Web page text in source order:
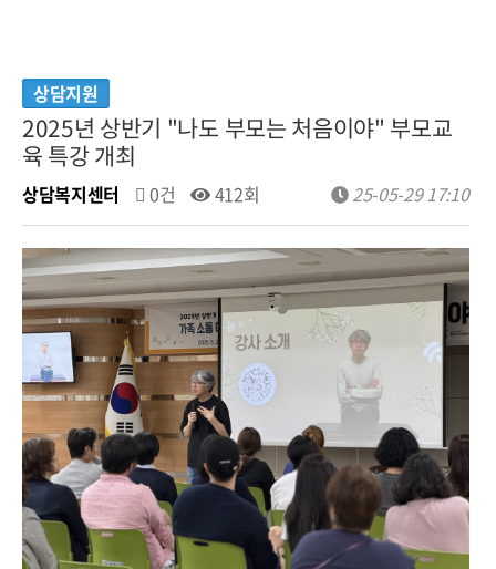
상담지원
2025년 상반기 "나도 부모는 처음이야" 부모교
육 특강 개최
상담복지센터 0건 412회 25-05-29 17:10